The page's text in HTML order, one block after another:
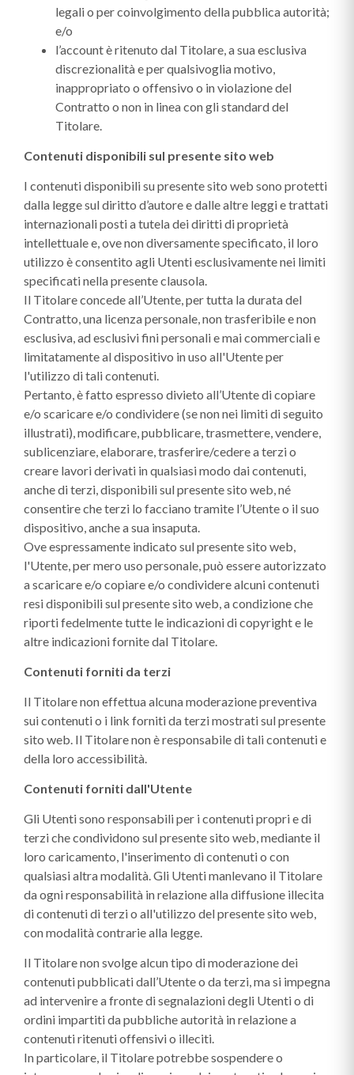
legali o per coinvolgimento della pubblica autorità;
e/o
l’account è ritenuto dal Titolare, a sua esclusiva
discrezionalità e per qualsivoglia motivo,
inappropriato o offensivo o in violazione del
Contratto o non in linea con gli standard del
Titolare.
Contenuti disponibili sul presente sito web
I contenuti disponibili su presente sito web sono protetti
dalla legge sul diritto d’autore e dalle altre leggi e trattati
internazionali posti a tutela dei diritti di proprietà
intellettuale e, ove non diversamente specificato, il loro
utilizzo è consentito agli Utenti esclusivamente nei limiti
specificati nella presente clausola.
Il Titolare concede all’Utente, per tutta la durata del
Contratto, una licenza personale, non trasferibile e non
esclusiva, ad esclusivi fini personali e mai commerciali e
limitatamente al dispositivo in uso all'Utente per
l'utilizzo di tali contenuti.
Pertanto, è fatto espresso divieto all’Utente di copiare
e/o scaricare e/o condividere (se non nei limiti di seguito
illustrati), modificare, pubblicare, trasmettere, vendere,
sublicenziare, elaborare, trasferire/cedere a terzi o
creare lavori derivati in qualsiasi modo dai contenuti,
anche di terzi, disponibili sul presente sito web, né
consentire che terzi lo facciano tramite l’Utente o il suo
dispositivo, anche a sua insaputa.
Ove espressamente indicato sul presente sito web,
l'Utente, per mero uso personale, può essere autorizzato
a scaricare e/o copiare e/o condividere alcuni contenuti
resi disponibili sul presente sito web, a condizione che
riporti fedelmente tutte le indicazioni di copyright e le
altre indicazioni fornite dal Titolare.
Contenuti forniti da terzi
Il Titolare non effettua alcuna moderazione preventiva
sui contenuti o i link forniti da terzi mostrati sul presente
sito web. Il Titolare non è responsabile di tali contenuti e
della loro accessibilità.
Contenuti forniti dall'Utente
Gli Utenti sono responsabili per i contenuti propri e di
terzi che condividono sul presente sito web, mediante il
loro caricamento, l'inserimento di contenuti o con
qualsiasi altra modalità. Gli Utenti manlevano il Titolare
da ogni responsabilità in relazione alla diffusione illecita
di contenuti di terzi o all'utilizzo del presente sito web,
con modalità contrarie alla legge.
Il Titolare non svolge alcun tipo di moderazione dei
contenuti pubblicati dall’Utente o da terzi, ma si impegna
ad intervenire a fronte di segnalazioni degli Utenti o di
ordini impartiti da pubbliche autorità in relazione a
contenuti ritenuti offensivi o illeciti.
In particolare, il Titolare potrebbe sospendere o